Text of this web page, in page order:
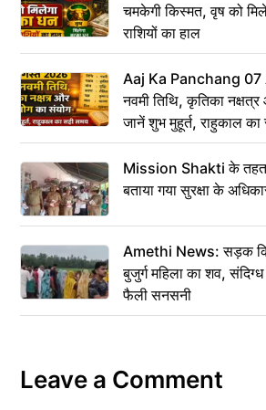
चमकेगी किस्मत, वृष को
राशियों का हाल
Aaj Ka Panchang
नवमी तिथि, कृतिका नक्षत्र
जानें शुभ मुहूर्त, राहुकाल
Mission Shakti के तहत
बताया गया सुरक्षा के
Amethi News: सड़क
बुजुर्ग महिला का शव,
फैली सनसनी
Leave a Comment